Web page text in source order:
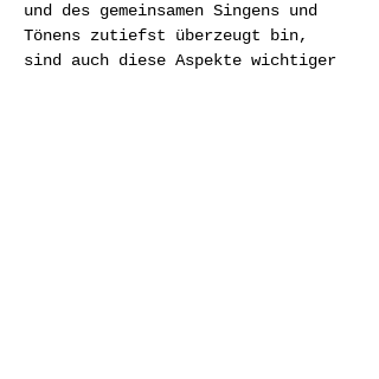
und des gemeinsamen Singens und
Tönens zutiefst überzeugt bin,
sind auch diese Aspekte wichtiger